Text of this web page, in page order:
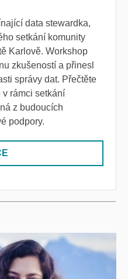
data stewardka,
setkání komunity
Karlově. Workshop
zkušeností a přinesl
správy dat. Přečtěte
rámci setkání
z budoucích
podpory.